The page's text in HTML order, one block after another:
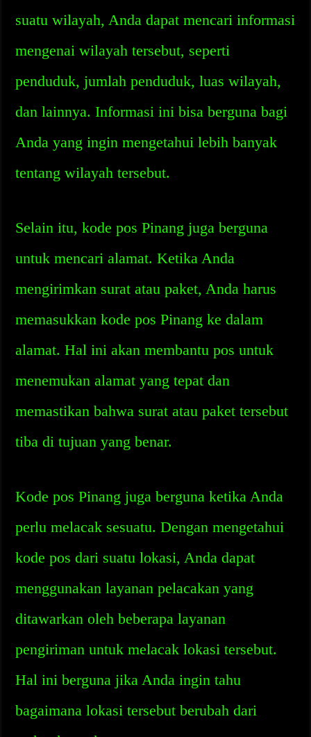
suatu wilayah, Anda dapat mencari informasi
mengenai wilayah tersebut, seperti
penduduk, jumlah penduduk, luas wilayah,
dan lainnya. Informasi ini bisa berguna bagi
Anda yang ingin mengetahui lebih banyak
tentang wilayah tersebut.
Selain itu, kode pos Pinang juga berguna
untuk mencari alamat. Ketika Anda
mengirimkan surat atau paket, Anda harus
memasukkan kode pos Pinang ke dalam
alamat. Hal ini akan membantu pos untuk
menemukan alamat yang tepat dan
memastikan bahwa surat atau paket tersebut
tiba di tujuan yang benar.
Kode pos Pinang juga berguna ketika Anda
perlu melacak sesuatu. Dengan mengetahui
kode pos dari suatu lokasi, Anda dapat
menggunakan layanan pelacakan yang
ditawarkan oleh beberapa layanan
pengiriman untuk melacak lokasi tersebut.
Hal ini berguna jika Anda ingin tahu
bagaimana lokasi tersebut berubah dari